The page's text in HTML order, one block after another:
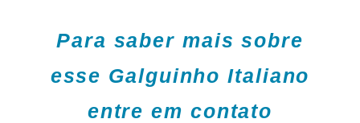
Para saber mais sobre
esse Galguinho Italiano
entre em contato